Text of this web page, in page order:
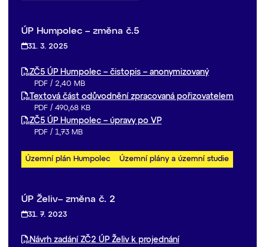
ÚP Humpolec – změna č.5
31. 3. 2025
ZČ5 ÚP Humpolec – čistopis – anonymizovaný
PDF / 2,40 MB
Textová část odůvodnění zpracovaná pořizovatelem
PDF / 490,68 KB
ZČ5 ÚP Humpolec – úpravy po VP
PDF / 1,73 MB
Územní plán Humpolec Územní plány a územní studie
ÚP Želiv– změna č. 2
31. 7. 2023
Návrh zadání ZČ2 ÚP Želiv k projednání